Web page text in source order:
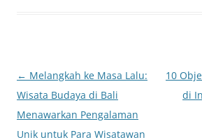
Navigasi
Tulisan
← Melangkah ke Masa Lalu:
Wisata Budaya di Bali
Menawarkan Pengalaman
Unik untuk Para Wisatawan
10
di